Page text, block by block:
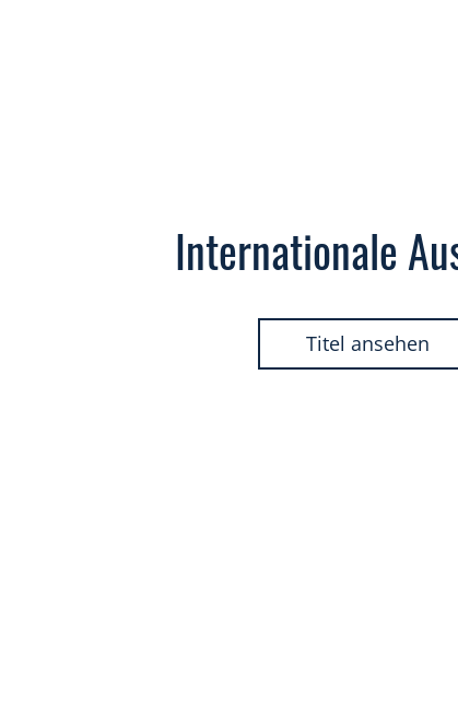
Internationale
Titel ansehen